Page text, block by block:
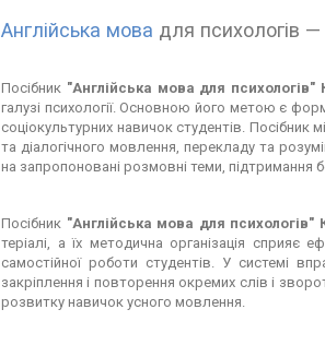
Англійська мова для психологів
Посібник "Англійська мова для психологів"
галузі психології. Основною його метою є
соціокультурних навичок студентів. Посібник
та діалогічного мовлення, перекладу та
на запропоновані розмовні теми, підтримання
Посібник "Англійська мова для психологів"
теріалі, а їх методична організація
самостійної робо­ти студентів. У системі
закріплення і повторення ок­ремих слів і
розвитку навичок усного мовлення.